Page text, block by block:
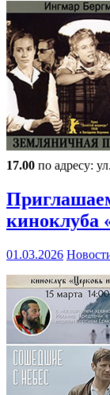
17.00 по адресу:
киноклуба
01.03.2026